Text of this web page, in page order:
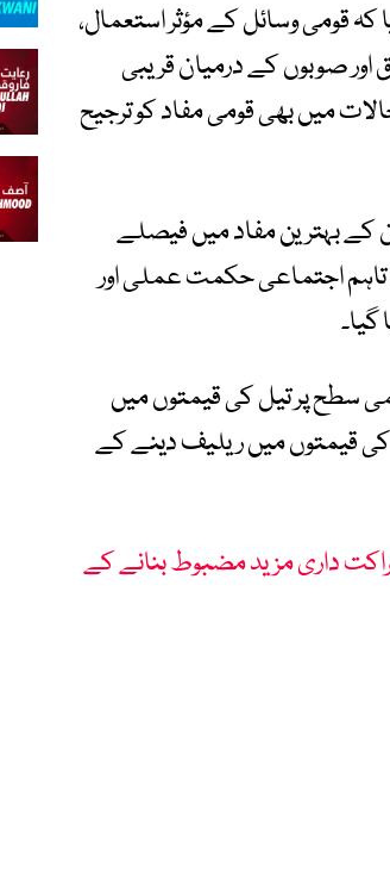
قومی وسائل کے مؤثر استعمال،
اور صوبوں کے درمیان قریبی
میں بھی قومی مفاد کو ترجیح
کے بہترین مفاد میں فیصلے
تاہم اجتماعی حکمت عملی اور
سطح پر تیل کی قیمتوں میں
کی قیمتوں میں ریلیف دینے کے
داری مزید مضبوط بنانے کے